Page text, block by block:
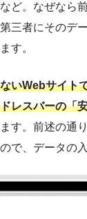
ど。なぜなら
三者にそのデ
す。
いWebサイト
レスバーの「
す。前述の通
で、データの